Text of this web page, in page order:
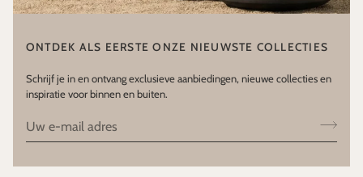
ONTDEK ALS EERSTE ONZE NIEUWSTE COLLECTIES
Schrijf je in en ontvang exclusieve aanbiedingen, nieuwe collecties en
inspiratie voor binnen en buiten.